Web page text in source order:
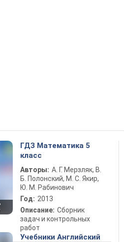
ГДЗ Математика 5
класс
Авторы: А. Г. Мерзляк, В.
Б. Полонский, М. С. Якир,
Ю. М. Рабинович
Год: 2013
Описание: Сборник
задач и контрольных
работ
Учебники Английский